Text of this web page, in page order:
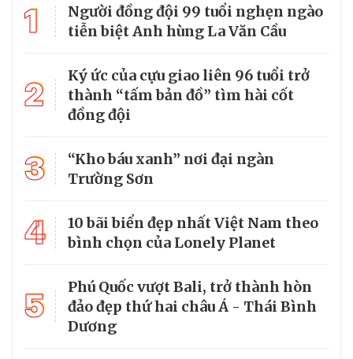
1
Người đồng đội 99 tuổi nghẹn ngào
tiễn biệt Anh hùng La Văn Cầu
2
Ký ức của cựu giao liên 96 tuổi trở
thành “tấm bản đồ” tìm hài cốt
đồng đội
3
“Kho báu xanh” nơi đại ngàn
Trường Sơn
4
10 bãi biển đẹp nhất Việt Nam theo
bình chọn của Lonely Planet
5
Phú Quốc vượt Bali, trở thành hòn
đảo đẹp thứ hai châu Á - Thái Bình
Dương